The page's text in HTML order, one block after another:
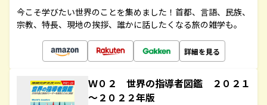
今こそ学びたい世界のことを集めました！首都、言語、民族、
宗教、特長、現地の挨拶、誰かに話したくなる旅の雑学も。
詳細を見る
Ｗ０２ 世界の指導者図鑑 ２０２１
～２０２２年版